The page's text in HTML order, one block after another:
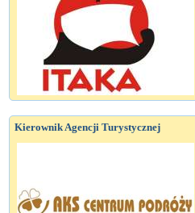
Kierownik Agencji Turystycznej